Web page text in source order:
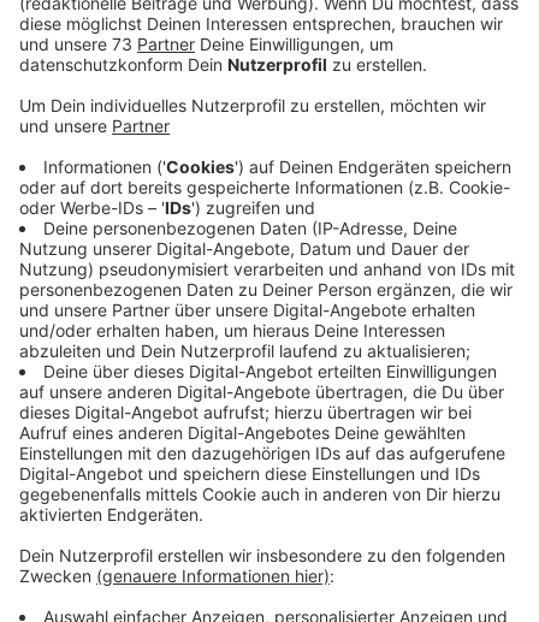
Der Kreis Borken schreibt dazu:
Die Bundesregierung hat die Niederlande heute, 4. April
2021, mit Wirkung zum 6. April 2021 als
Hochinzidenzgebiet eingestuft. Damit gilt ab Dienstag
bei Einreise aus dem Nachbarland grundsätzlich die
Pflicht zum Mitführen eines aktuellen
Testnachweises. Der Test darf höchstens 48 Stunden
vor der Einreise vorgenommen worden sein. Für
Pendler, die die Grenze wegen ihres Berufs, ihres
Studiums oder ihrer Ausbildung regelmäßig überqueren
müssen, ist ein negativer Test 72 Stunden gültig, so
dass sie sich bis zu zwei Mal in einer Arbeitswoche
testen lassen müssen. Das entspricht ähnlichen
Regelungen in Niedersachsen und Rheinland-Pfalz. Die
Einhaltung der Testpflicht wird durch
Stichprobenkontrollen der Bundes- und Landes-Polizei
überprüft. Der niederländische Ministerpräsident Rutte
und Ministerpräsident Laschet hatten bereits am
Freitag gemeinsam dazu aufgerufen, nicht notwendige